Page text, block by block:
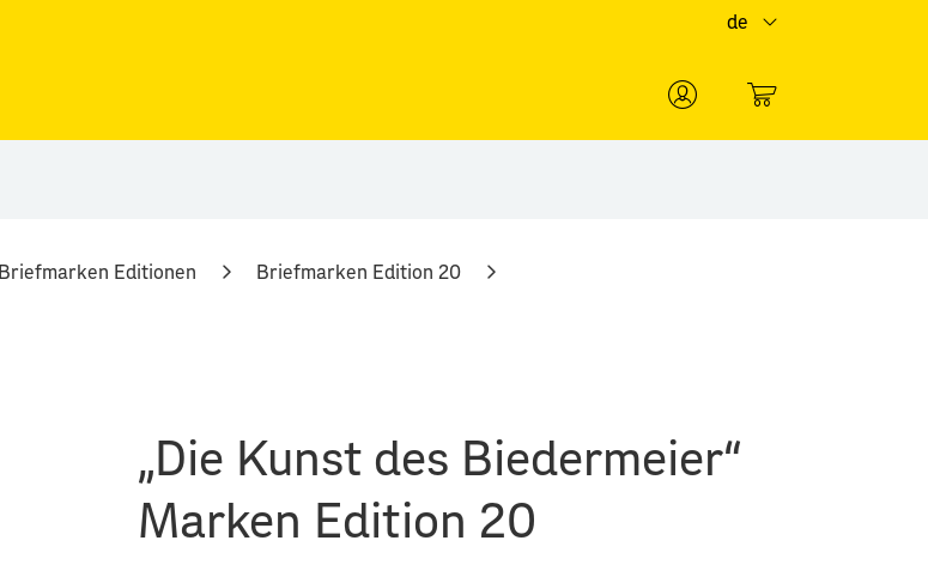
de
Briefmarken Editionen
Briefmarken Edition 20
„Die Kunst des Biedermeier“
Marken Edition 20